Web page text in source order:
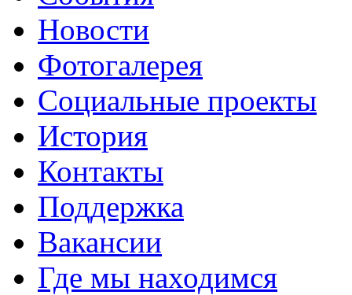
Новости
Фотогалерея
Социальные проекты
История
Контакты
Поддержка
Вакансии
Где мы находимся